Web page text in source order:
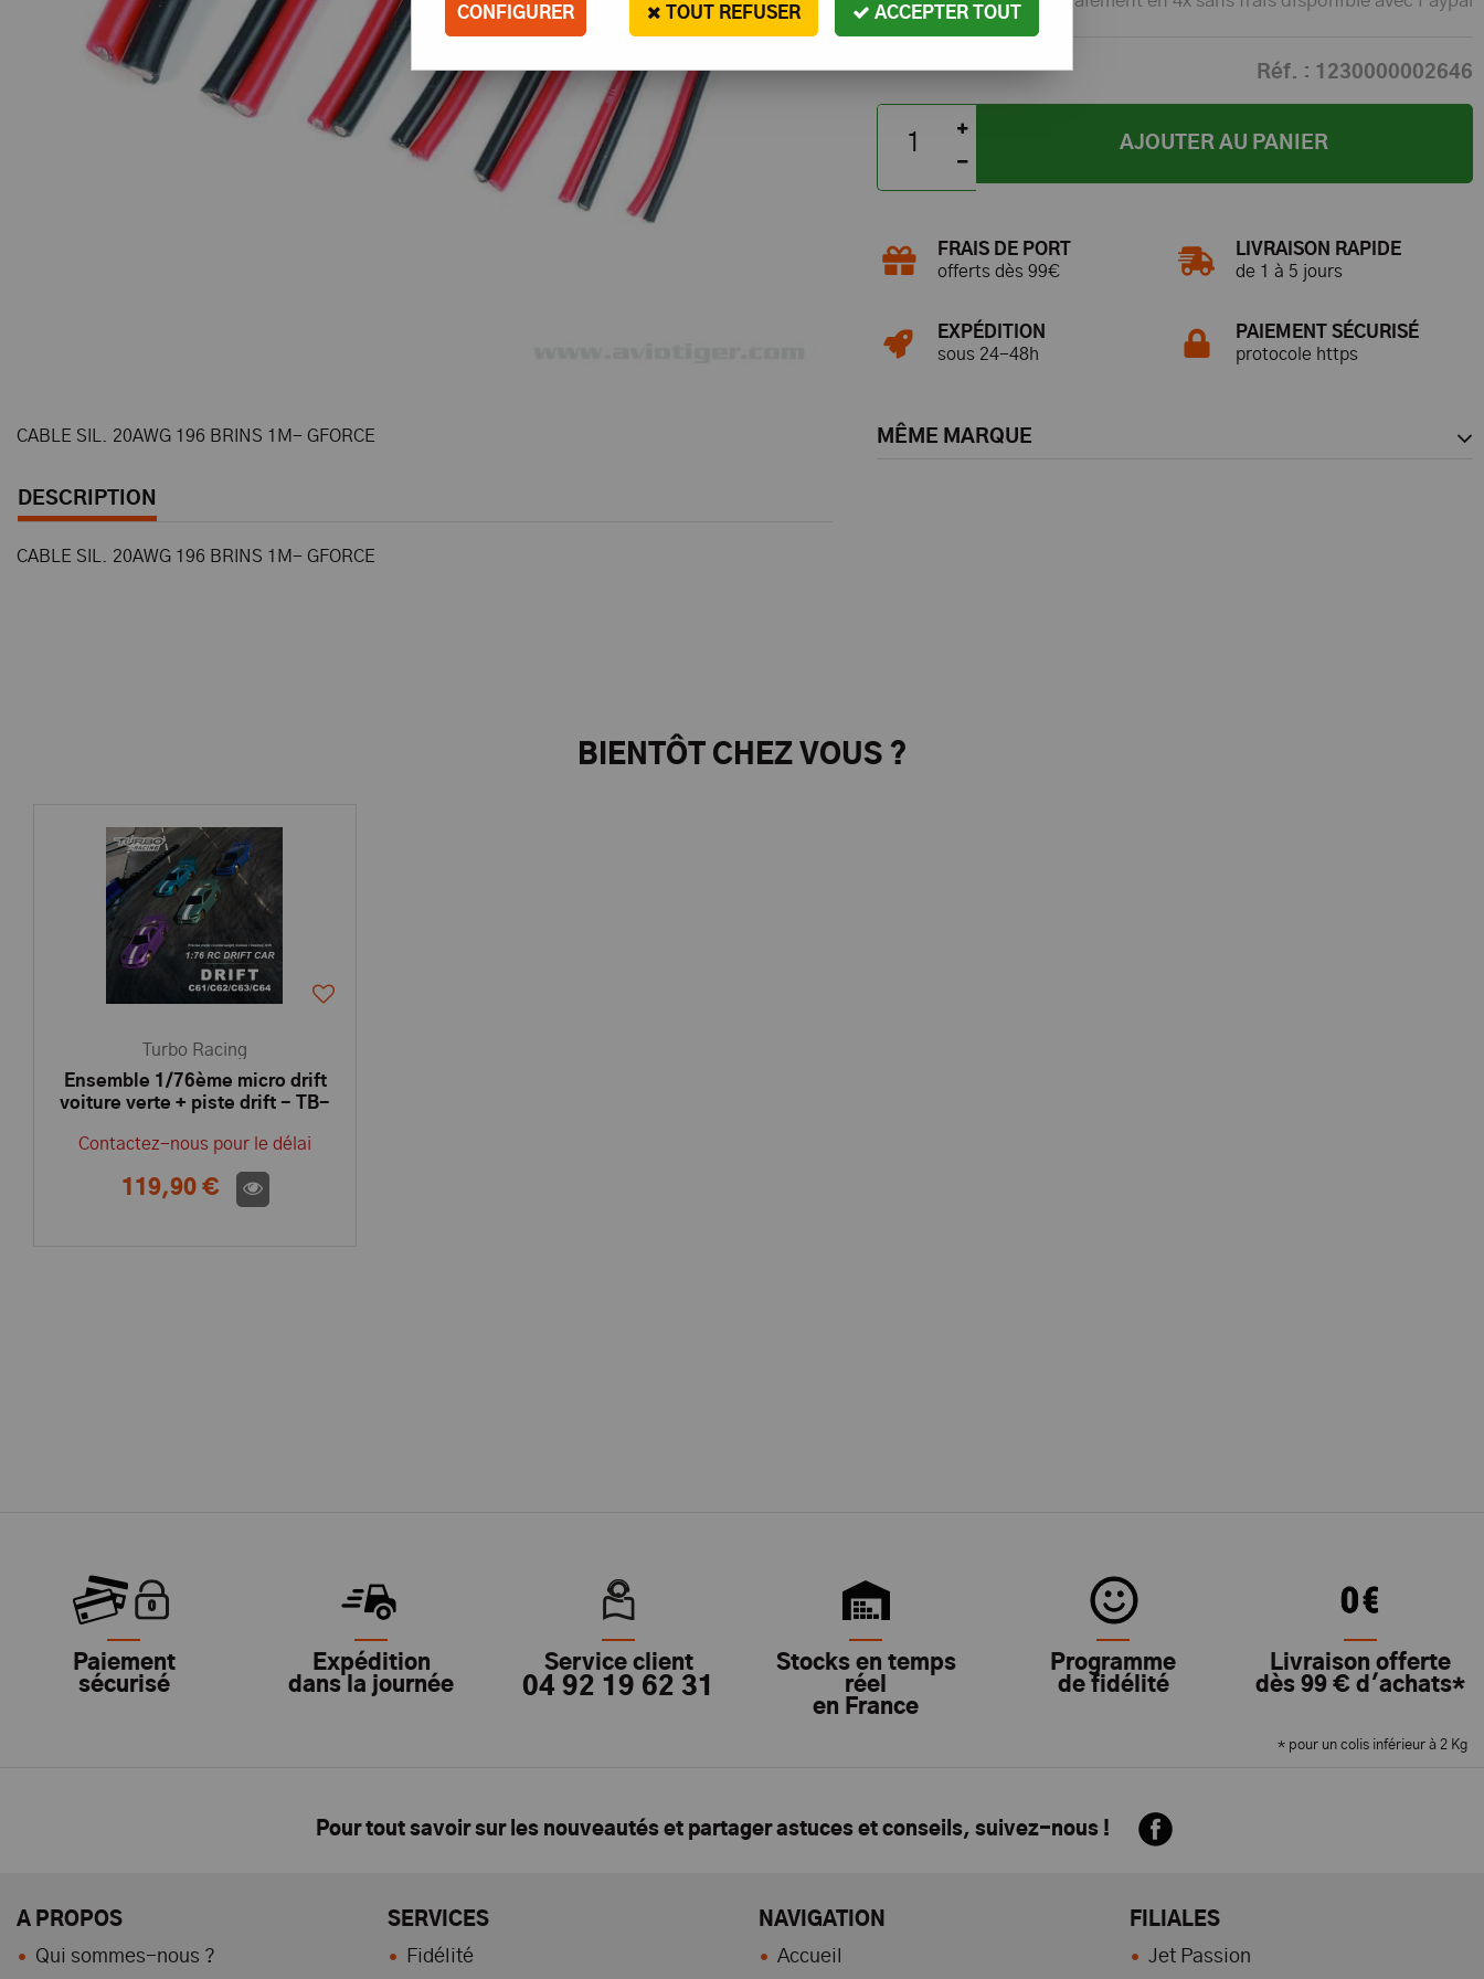
Réf. : 1230000002646
AJOUTER AU PANIER
FRAIS DE PORT
offerts dès 99€
EXPÉDITION
sous 24-48h
LIVRAISON RAPIDE
de 1 à 5 jours
PAIEMENT SÉCURISÉ
protocole https
MÊME MARQUE
CABLE SIL. 20AWG 196 BRINS 1M- GFORCE
DESCRIPTION
CABLE SIL. 20AWG 196 BRINS 1M- GFORCE
BIENTÔT CHEZ VOUS ?
Turbo Racing
Ensemble 1/76ème micro drift
voiture verte + piste drift - TB-
Contactez-nous pour le délai
119,90 €
Paiement
sécurisé
Expédition
dans la journée
Service client
04 92 19 62 31
Stocks en temps
réel
en France
Programme
de fidélité
Livraison offerte
dès 99 € d'achats*
* pour un colis inférieur à 2 Kg
Pour tout savoir sur les nouveautés et partager astuces et conseils, suivez-nous !
A PROPOS
Qui sommes-nous ?
SERVICES
Fidélité
NAVIGATION
Accueil
FILIALES
Jet Passion
CONFIGURER TOUT REFUSER ACCEPTER TOUT